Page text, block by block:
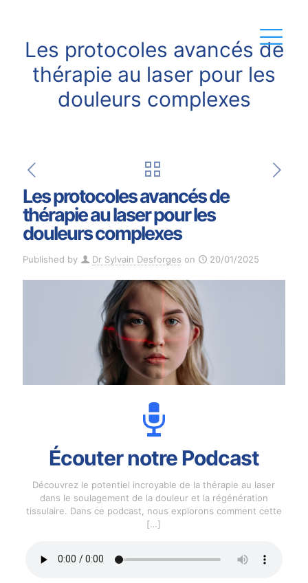
Les protocoles avancés de
thérapie au laser pour les
douleurs complexes
Les protocoles avancés de
thérapie au laser pour les
douleurs complexes
Published by Dr Sylvain Desforges on 20/01/2025
Écouter notre Podcast
Découvrez le potentiel incroyable de la thérapie au laser
dans le soulagement de la douleur et la régénération
tissulaire. Dans ce podcast, nous explorons comment cette
[…]